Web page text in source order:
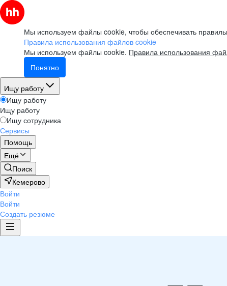
Мы используем файлы cookie, чтобы обеспечивать
Правила использования файлов cookie
Мы используем файлы cookie. Правила использования
Понятно
Ищу работу
Ищу работу
Ищу работу
Ищу сотрудника
Сервисы
Помощь
Ещё
Поиск
Кемерово
Войти
Войти
Создать резюме